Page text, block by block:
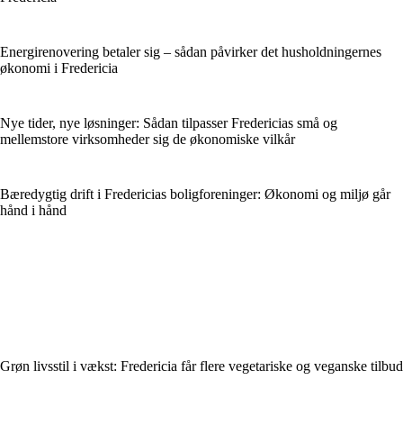
Energirenovering betaler sig – sådan påvirker det husholdningernes
økonomi i Fredericia
Nye tider, nye løsninger: Sådan tilpasser Fredericias små og
mellemstore virksomheder sig de økonomiske vilkår
Bæredygtig drift i Fredericias boligforeninger: Økonomi og miljø går
hånd i hånd
Grøn livsstil i vækst: Fredericia får flere vegetariske og veganske tilbud